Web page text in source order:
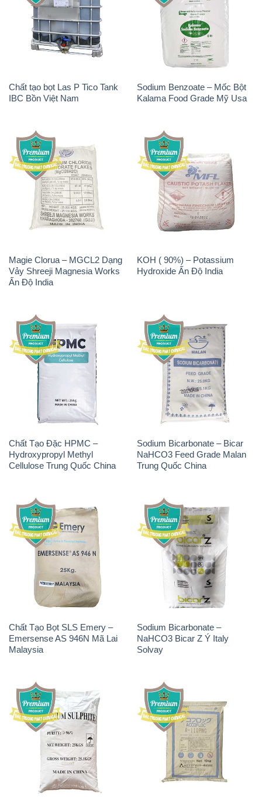
Chất tạo bọt Las P Tico Tank
IBC Bồn Việt Nam
Sodium Benzoate – Mốc Bột
Kalama Food Grade Mỹ Usa
Magie Clorua – MGCL2 Dạng
Vảy Shreeji Magnesia Works
Ấn Độ India
KOH ( 90%) – Potassium
Hydroxide Ấn Độ India
Chất Tạo Đặc HPMC –
Hydroxypropyl Methyl
Cellulose Trung Quốc China
Sodium Bicarbonate – Bicar
NaHCO3 Feed Grade Malan
Trung Quốc China
Chất Tạo Bọt SLS Emery –
Emersense AS 946N Mã Lai
Malaysia
Sodium Bicarbonate –
NaHCO3 Bicar Z Ý Italy
Solvay